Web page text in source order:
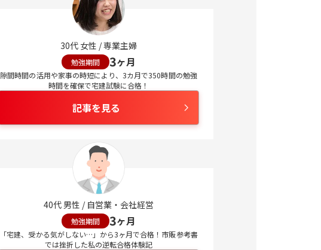
30代 女性 /専業主婦
勉強期間 3ヶ月
隙間時間の活用や家事の時短により、3カ月で350時間の勉強
時間を確保で宅建試験に合格！
記事を見る
40代男性 / 自営業・会社経営
勉強期間 3ヶ月
「宅建、受かる気がしない…」から3ヶ月で合格！市販参考書
では挫折した私の逆転合格体験記